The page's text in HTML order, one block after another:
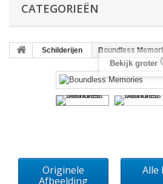
CATEGORIEËN
Schilderijen Boundless
Bekijk groter
Originele
Afbeelding
Alle